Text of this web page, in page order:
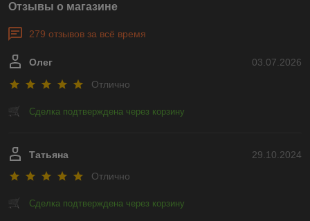
Отзывы о магазине
279 отзывов за всё время
03.07.2026
Олег
Отлично
Сделка подтверждена через корзину
29.10.2024
Татьяна
Отлично
Сделка подтверждена через корзину